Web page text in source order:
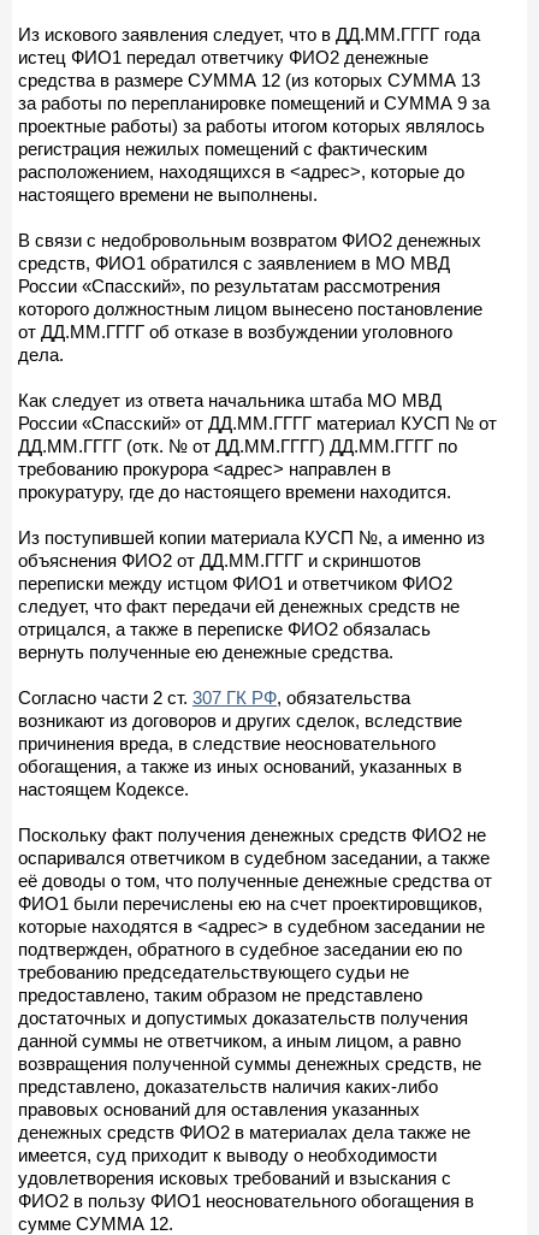
Из искового заявления следует, что в ДД.ММ.ГГГГ года
истец ФИО1 передал ответчику ФИО2 денежные
средства в размере СУММА 12 (из которых СУММА 13
за работы по перепланировке помещений и СУММА 9 за
проектные работы) за работы итогом которых являлось
регистрация нежилых помещений с фактическим
расположением, находящихся в <адрес>, которые до
настоящего времени не выполнены.
В связи с недобровольным возвратом ФИО2 денежных
средств, ФИО1 обратился с заявлением в МО МВД
России «Спасский», по результатам рассмотрения
которого должностным лицом вынесено постановление
от ДД.ММ.ГГГГ об отказе в возбуждении уголовного
дела.
Как следует из ответа начальника штаба МО МВД
России «Спасский» от ДД.ММ.ГГГГ материал КУСП № от
ДД.ММ.ГГГГ (отк. № от ДД.ММ.ГГГГ) ДД.ММ.ГГГГ по
требованию прокурора <адрес> направлен в
прокуратуру, где до настоящего времени находится.
Из поступившей копии материала КУСП №, а именно из
объяснения ФИО2 от ДД.ММ.ГГГГ и скриншотов
переписки между истцом ФИО1 и ответчиком ФИО2
следует, что факт передачи ей денежных средств не
отрицался, а также в переписке ФИО2 обязалась
вернуть полученные ею денежные средства.
Согласно части 2 ст. 307 ГК РФ, обязательства
возникают из договоров и других сделок, вследствие
причинения вреда, в следствие неосновательного
обогащения, а также из иных оснований, указанных в
настоящем Кодексе.
Поскольку факт получения денежных средств ФИО2 не
оспаривался ответчиком в судебном заседании, а также
её доводы о том, что полученные денежные средства от
ФИО1 были перечислены ею на счет проектировщиков,
которые находятся в <адрес> в судебном заседании не
подтвержден, обратного в судебное заседании ею по
требованию председательствующего судьи не
предоставлено, таким образом не представлено
достаточных и допустимых доказательств получения
данной суммы не ответчиком, а иным лицом, а равно
возвращения полученной суммы денежных средств, не
представлено, доказательств наличия каких-либо
правовых оснований для оставления указанных
денежных средств ФИО2 в материалах дела также не
имеется, суд приходит к выводу о необходимости
удовлетворения исковых требований и взыскания с
ФИО2 в пользу ФИО1 неосновательного обогащения в
сумме СУММА 12.